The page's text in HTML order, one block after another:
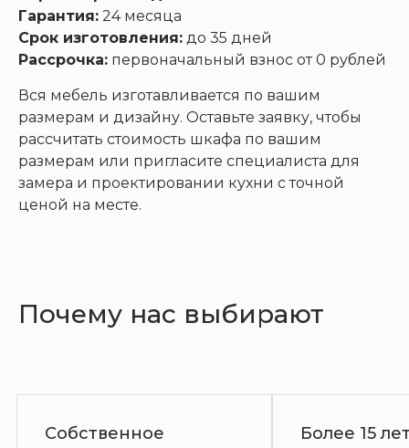
Гарантия: 24 месяца
Срок изготовления: до 35 дней
Рассрочка: первоначальный взнос от 0 рублей
Вся мебель изготавливается по вашим
размерам и дизайну. Оставьте заявку, чтобы
рассчитать стоимость шкафа по вашим
размерам или пригласите специалиста для
замера и проектировании кухни с точной
ценой на месте.
Почему нас выбирают
Более 15 лет на рынке